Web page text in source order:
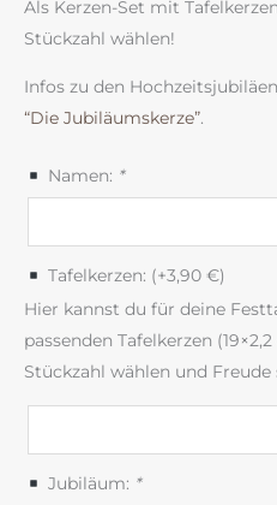
Als Kerzen-Set mit
Stückzahl wählen!
Infos zu den
“Die Jubiläumskerze”.
Namen: *
Tafelkerzen: (+3,90 €)
Hier kannst du für deine
passenden Tafelkerzen
Stückzahl wählen und Freude
Jubiläum: *